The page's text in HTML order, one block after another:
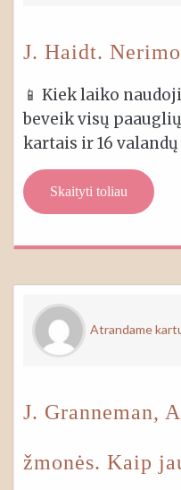
J. Haidt.
📱 Kiek laiko
beveik visų
kartais ir 16 valandų
Skaityti toliau
Atrandame
J. Granneman,
žmonės. Kaip